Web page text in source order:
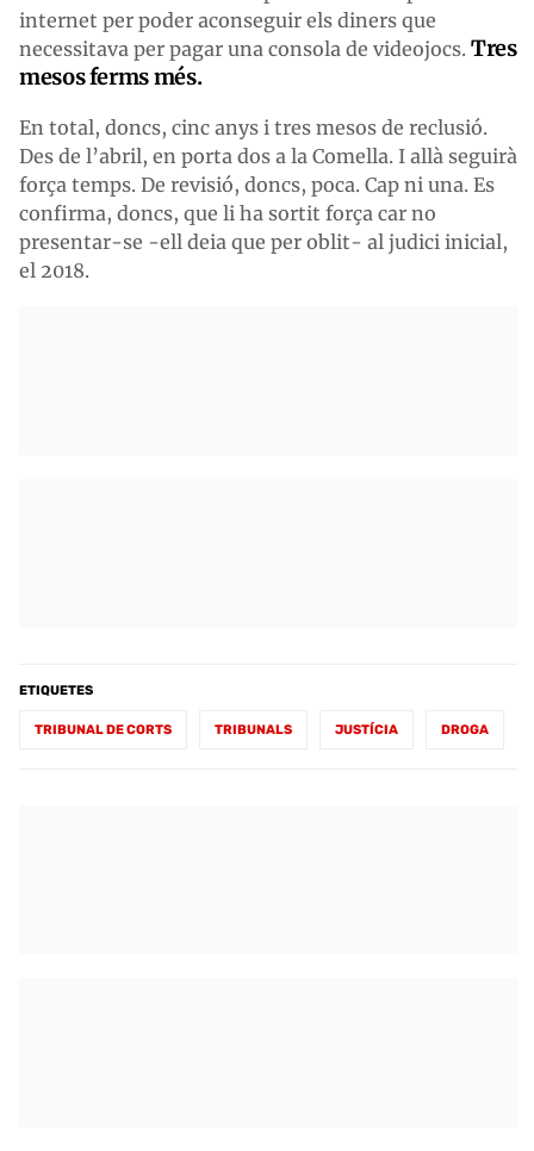
internet per poder aconseguir els diners que
necessitava per pagar una consola de videojocs. Tres
mesos ferms més.
En total, doncs, cinc anys i tres mesos de reclusió.
Des de l’abril, en porta dos a la Comella. I allà seguirà
força temps. De revisió, doncs, poca. Cap ni una. Es
confirma, doncs, que li ha sortit força car no
presentar-se -ell deia que per oblit- al judici inicial,
el 2018.
ETIQUETES
TRIBUNAL DE CORTS TRIBUNALS JUSTÍCIA DROGA